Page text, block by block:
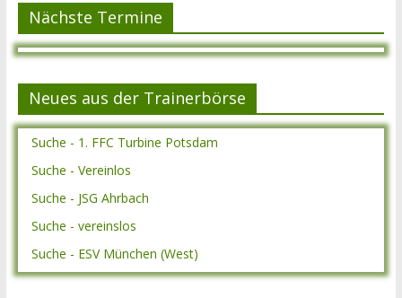
Nächste Termine
Neues aus der Trainerbörse
Suche - 1. FFC Turbine Potsdam
Suche - Vereinlos
Suche - JSG Ahrbach
Suche - vereinslos
Suche - ESV München (West)